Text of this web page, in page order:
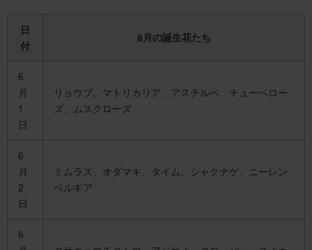
日
付
6月の誕生花たち
6
月
1
日
リョウブ、マトリカリア、アスチルベ、チューベロー
ズ、ムスクローズ
6
月
2
日
ミムラス、オダマキ、タイム、シャクナゲ、ニーレン
ベルギア
6